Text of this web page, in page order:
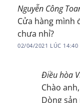
Nguyễn Công
Cửa hàng mình
chưa nhỉ?
02/04/2021 LÚC 14:40
Điều hòa
Chào anh,
Dòng